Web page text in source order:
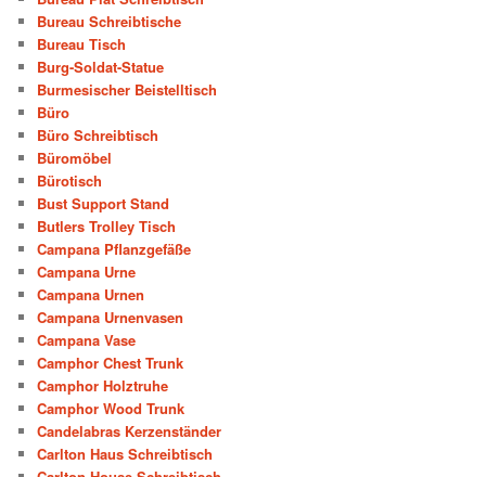
Bureau Schreibtische
Bureau Tisch
Burg-Soldat-Statue
Burmesischer Beistelltisch
Büro
Büro Schreibtisch
Büromöbel
Bürotisch
Bust Support Stand
Butlers Trolley Tisch
Campana Pflanzgefäße
Campana Urne
Campana Urnen
Campana Urnenvasen
Campana Vase
Camphor Chest Trunk
Camphor Holztruhe
Camphor Wood Trunk
Candelabras Kerzenständer
Carlton Haus Schreibtisch